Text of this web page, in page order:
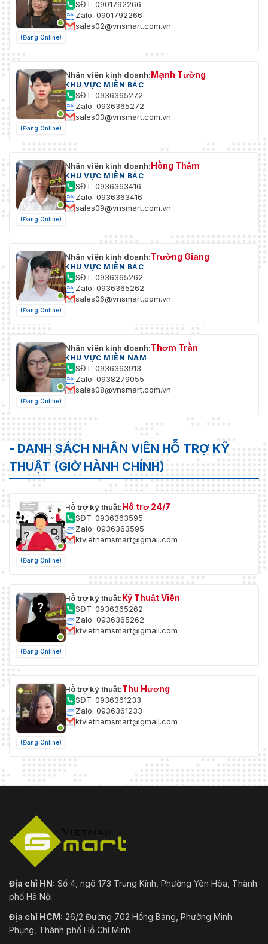
Hình Ảnh
Số Hình
Ảnh
Chuyển
Đổi Ngày/
Đêm
Ngày, Đêm, Tự động, Lịch trình
Rộng
(WDR)
120 dB
Tỷ Lệ Tín
Hiệu/
Nhiễu
Cải Tiến
Hình Ảnh
BLC, HLC, 3D DNR
Mặt Nạ
Riêng Tư
8 mặt nạ riêng tư đa giác có thể lập trình
Kích
Thước
133 mm × 84.7 mm × 72 mm
Khối
Lượng
Khoảng 0.5 kg
Nhiệt Độ
Hoạt
-30 °C đến 60 °C (-22 °F đến 140 °F)
Độ Ẩm
Hoạt
Động
10% đến 95% (không ngưng tụ)
Chống
Thấm
Chống Va
Đập
IK10
(Đang Online)
SĐT: 0901792266
Zalo: 0901792266
sales02@vnsmart.com.vn
(Đang Online)
Nhân viên kinh doanh:Mạnh Tường
KHU VỰC MIỀN BẮC
SĐT: 0936365272
Zalo: 0936365272
sales03@vnsmart.com.vn
(Đang Online)
Nhân viên kinh doanh:Hồng Thắm
KHU VỰC MIỀN BẮC
SĐT: 0936363416
Zalo: 0936363416
sales09@vnsmart.com.vn
(Đang Online)
Nhân viên kinh doanh:Trường Giang
KHU VỰC MIỀN BẮC
SĐT: 0936365262
Zalo: 0936365262
sales06@vnsmart.com.vn
(Đang Online)
Nhân viên kinh doanh:Thơm Trần
KHU VỰC MIỀN NAM
SĐT: 0936363913
Zalo: 0938279055
sales08@vnsmart.com.vn
- DANH SÁCH NHÂN VIÊN HỖ TRỢ KỸ
THUẬT (GIỜ HÀNH CHÍNH)
(Đang Online)
Hỗ trợ kỹ thuật:Hỗ trợ 24/7
SĐT: 0936363595
Zalo: 0936363595
ktvietnamsmart@gmail.com
(Đang Online)
Hỗ trợ kỹ thuật:Kỹ Thuật Viên
SĐT: 0936365262
Zalo: 0936365262
ktvietnamsmart@gmail.com
(Đang Online)
Hỗ trợ kỹ thuật:Thu Hương
SĐT: 0936361233
Zalo: 0936361233
ktvietnamsmart@gmail.com
Địa chỉ HN: Số 4, ngõ 173 Trung Kính, Phường Yên Hòa, Thành
phố Hà Nội
Địa chỉ HCM: 26/2 Đường 702 Hồng Bàng, Phường Minh
Phụng, Thành phố Hồ Chí Minh